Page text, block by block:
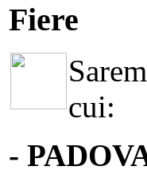
Fiere
cui:
-